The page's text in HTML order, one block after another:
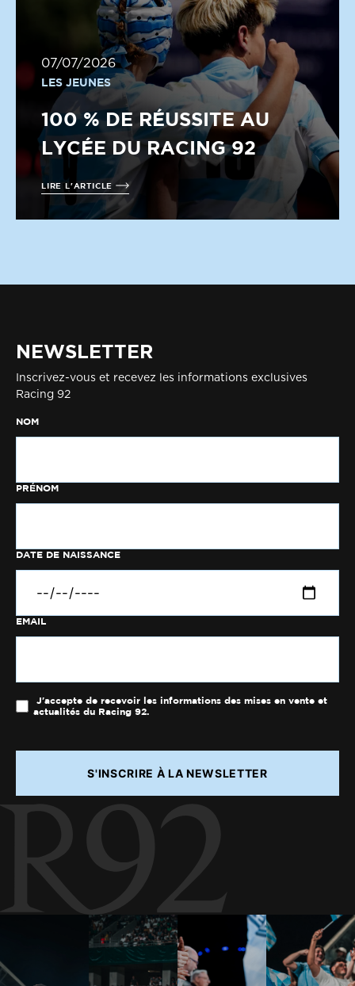
07/07/2026
LES JEUNES
100 % DE RÉUSSITE AU
LYCÉE DU RACING 92
LIRE L'ARTICLE
NEWSLETTER
Inscrivez-vous et recevez les informations exclusives
Racing 92
NOM
PRÉNOM
DATE DE NAISSANCE
EMAIL
J'accepte de recevoir les informations des mises en vente et
actualités du Racing 92.
S'INSCRIRE À LA NEWSLETTER